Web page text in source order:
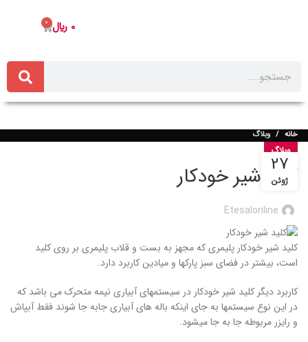
0 ﷼ 0
خانه وبلاگ
وبلاگ
کلید شیر خودکار
Etesalonline
27
ژوئن
کلید شیر خودکار پلیمري که مجهز به بست و قلاب پلیمری بر روی کلید
است، بیشتر در فضای سبز پارکها و میادین کاربرد دارد.
کاربرد دیگر کلید شیر خودکار در سیستمهای آبیاری نیمه متحرک می باشد که
در این نوع سیستمها به جای اینکه باله های آبیاری جابه جا شوند فقط آبپاش
و رایزر مربوطه جا به جا میشود.